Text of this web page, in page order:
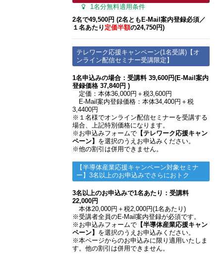
1名分無料適用条件
2名で49,500円 (2名ともE-Mail案内登録必須​／
１名あたり 定価半額の24,750円)
テレワーク応援キャンペーン(1名受講)【オ
ンライン配信セミナー受講限定】
1名申込みの場合：受講料 39,600円(E-Mail案内
登録価格 37,840円 )
定価：本体36,000円＋税3,600円
E-Mail案内登録価格：本体34,400円＋税
3,4400円
※１名様でオンライン配信セミナーを受講する
場合、上記特別価格になります。
※お申込みフォームで【テレワーク応援キャン
ペーン】
を選択のうえお申込みください。
※他の割引は併用できません。
【半導体産業応援キャンペーン対象セミナ
ー】3名以上のお申込みでさらにおトク
3名以上のお申込みで1名あたり：受講料
22,000円
本体20,000円＋税2,000円(1名あたり)
※受講者全員のE-Mail案内登録が必須です。
※お申込みフォームで【半導体産業応援キャン
ペーン】
を選択のうえお申込みください。
※本ページからのお申込みに限り適用いたしま
す。他の割引は併用できません。